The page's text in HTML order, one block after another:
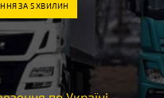
ЗА 5 ХВИЛИН